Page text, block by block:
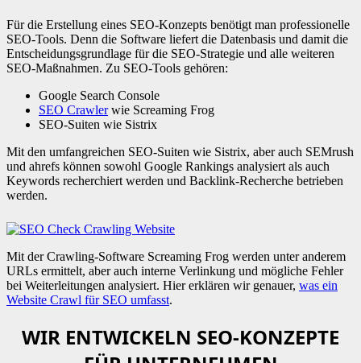
Für die Erstellung eines SEO-Konzepts benötigt man professionelle
SEO-Tools. Denn die Software liefert die Datenbasis und damit die
Entscheidungsgrundlage für die SEO-Strategie und alle weiteren
SEO-Maßnahmen. Zu SEO-Tools gehören:
Google Search Console
SEO Crawlerwie Screaming Frog
SEO-Suiten wie Sistrix
Mit den umfangreichen SEO-Suiten wie Sistrix, aber auch SEMrush
und ahrefs können sowohl Google Rankings analysiert als auch
Keywords recherchiert werden und Backlink-Recherche betrieben
werden.
Mit der Crawling-Software Screaming Frog werden unter anderem
URLs ermittelt, aber auch interne Verlinkung und mögliche Fehler
bei Weiterleitungen analysiert. Hier erklären wir genauer, was ein
Website Crawl für SEO umfasst.
WIR ENTWICKELN SEO-KONZEPTE